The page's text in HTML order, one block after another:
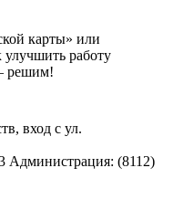
карты» или
улучшить работу
решим!
вход с ул.
Администрация: (8112)